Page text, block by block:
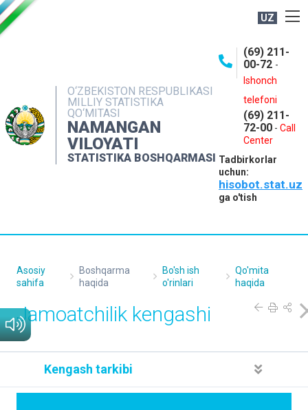
UZ
O‘ZBEKISTON RESPUBLIKASI
MILLIY STATISTIKA
QO‘MITASI
NAMANGAN
VILOYATI
STATISTIKA BOSHQARMASI
(69) 211-
00-72 -
Ishonch
telefoni
(69) 211-
72-00 - Call
Center
Tadbirkorlar
uchun:
hisobot.stat.uz
ga o'tish
NASHRLAR
INTERAKTIV XIZMATLAR
MATBUOT XIZMATI
MUROJAATLAR
Asosiy
sahifa
Boshqarma
haqida
Bo'sh ish
o'rinlari
Qo'mita
haqida
Jamoatchilik kengashi
Kengash tarkibi